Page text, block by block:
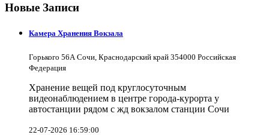
Новые Записи
Камера Хранения Вокзала
Горького 56А Сочи, Краснодарский край 354000 Российская
Федерация
Хранение вещей под круглосуточным
видеонаблюдением в центре города-курорта у
автостанции рядом с жд вокзалом станции Сочи
22-07-2026 16:59:00